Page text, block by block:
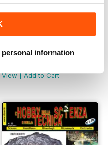
personal information
N. 32 Dicembre 2013
View|Add to Cart